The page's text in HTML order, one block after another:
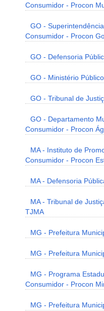
Consumidor - Procon
GO -
Consumidor - Procon
GO - Defensoria
GO - Ministério
GO - Tribunal de
GO - Departamento
Consumidor - Procon
MA - Instituto de
Consumidor - Procon
MA - Defensoria
MA - Tribunal de
TJMA
MG - Prefeitura
MG - Prefeitura
MG - Programa
Consumidor - Procon
MG - Prefeitura